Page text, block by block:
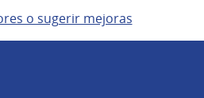
o sugerir mejoras